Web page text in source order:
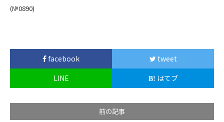
(№0890)
facebook
tweet
LINE
はてブ
前の記事